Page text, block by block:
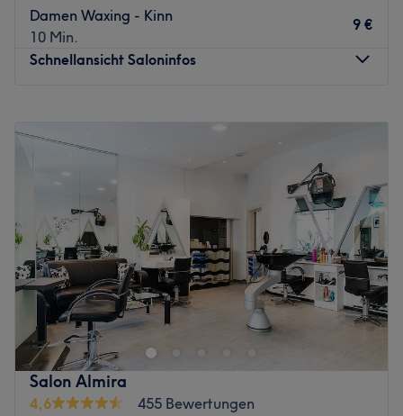
Damen Waxing - Kinn
10 Min.
9 €
Schnellansicht Saloninfos
Mittwoch
10:00–20:00
10:00–20:00
Samstag
10:00–18:00
Sonntag
Geschlossen
Ladies aufgepasst! Im Lays Kosmetikstudio könnt ihr euch
euren Traum von makelloser Haut, wunderschönen Lashes
und gepflegten Händen und Füßen erfüllen. Der hell
eingerichtete Salon am ruhigen Schmollerplatz in Berlin
ist ein echter Geheimtipp. Lass dich mit hochwertigen
Beautybehandlungen zum Strahlen bringen und buche dir
dafür deinen Wunschtermin jetzt mit Treatwell – online
Salon Almira
4,6
455 Bewertungen